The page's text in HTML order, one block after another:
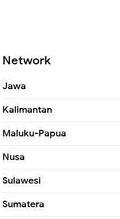
Network
Jawa
Kalimantan
Maluku-Papua
Nusa
Sulawesi
Sumatera